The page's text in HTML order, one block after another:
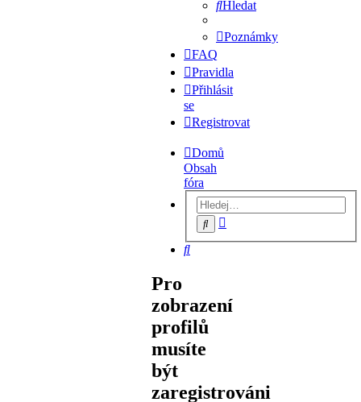
Hledat
Poznámky
FAQ
Pravidla
Přihlásit
se
Registrovat
Domů
Obsah
fóra
Hledat
Hledat
Pro
zobrazení
profilů
musíte
být
zaregistrováni